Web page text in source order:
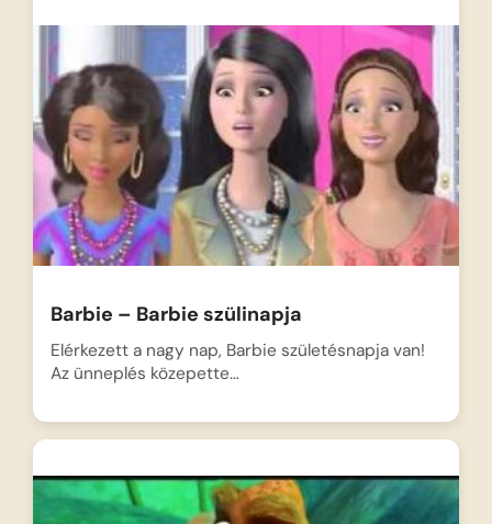
Barbie – Barbie szülinapja
Elérkezett a nagy nap, Barbie születésnapja van!
Az ünneplés közepette…